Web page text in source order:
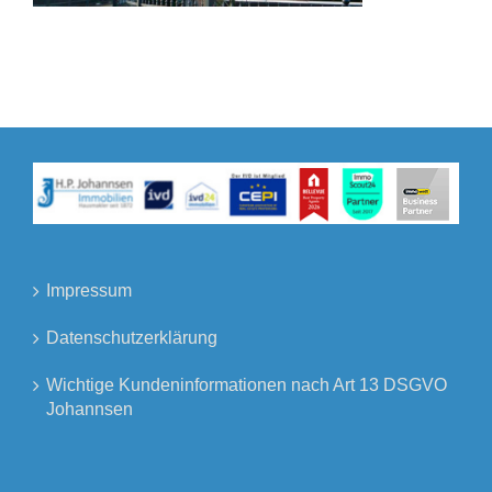
Impressum
Datenschutzerklärung
Wichtige Kundeninformationen nach Art 13 DSGVO
Johannsen